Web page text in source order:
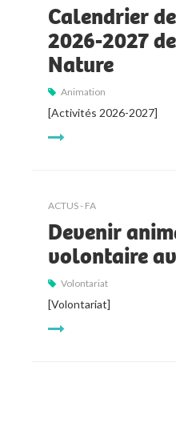
Calendrier
2026-2027
Nature
Animation
[Activités 2026-2027]
ACTUS - FA
Devenir
volontaire
Volontariat
[Volontariat]